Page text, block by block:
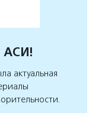
АСИ!
актуальная